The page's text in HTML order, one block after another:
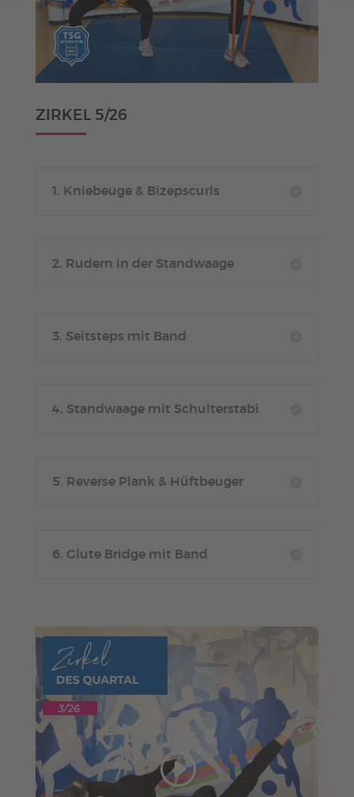
ZIRKEL 5/26
1. Kniebeuge & Bizepscurls
2. Rudern in der Standwaage
3. Seitsteps mit Band
4. Standwaage mit Schulterstabi
5. Reverse Plank & Hüftbeuger
6. Glute Bridge mit Band